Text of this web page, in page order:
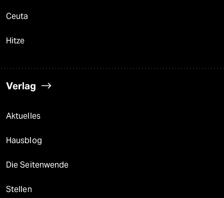
Ceuta
Hitze
Verlag
Aktuelles
Hausblog
Die Seitenwende
Stellen